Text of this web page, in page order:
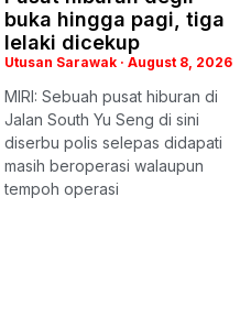
buka hingga pagi, tiga
lelaki dicekup
Utusan Sarawak August 8, 2026
MIRI: Sebuah pusat hiburan di
Jalan South Yu Seng di sini
diserbu polis selepas didapati
masih beroperasi walaupun
tempoh operasi